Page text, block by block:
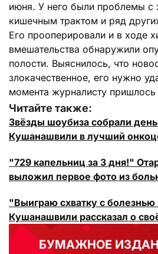
июня. У него были проблемы с
кишечным трактом и ряд
Его прооперировали и в ходе
вмешательства обнаружили
полости. Выяснилось, что
злокачественное, его нужно
момента журналисту пришлось
Читайте также:
Звёзды шоубиза собрали
Кушанашвили в лучший
"729 капельниц за 3 дня!"
выложил первое фото из
"Выиграю схватку с болезнью
Кушанашвили рассказал о
БУМАЖНОЕ